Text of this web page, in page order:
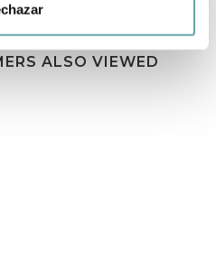
ALSO VIEWED